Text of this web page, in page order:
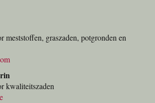
meststoffen, graszaden, potgronden en
kwaliteitszaden